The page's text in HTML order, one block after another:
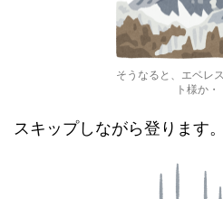
そうなると、エベレ
ト様か・
スキップしながら登ります。